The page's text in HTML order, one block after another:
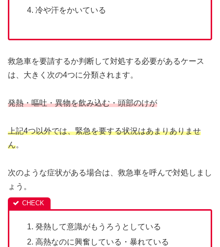
冷や汗をかいている
救急車を要請するか判断して対処する必要があるケース
は、大きく次の4つに分類されます。
発熱・嘔吐・異物を飲み込む・頭部のけが
上記4つ以外では、緊急を要する状況はあまりありませ
ん。
次のような症状がある場合は、救急車を呼んで対処しまし
ょう。
発熱して意識がもうろうとしている
高熱なのに興奮している・暴れている